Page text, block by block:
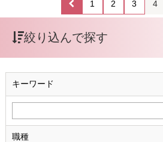
1 2 3 4
絞り込んで探す
キーワード
職種